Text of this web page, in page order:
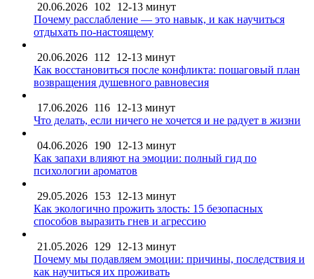
20.06.2026 102
12-13 минут
Почему расслабление — это навык, и как научиться
отдыхать по-настоящему
20.06.2026 112
12-13 минут
Как восстановиться после конфликта: пошаговый план
возвращения душевного равновесия
17.06.2026 116 12-13 минут
Что делать, если ничего не хочется и не радует в жизни
04.06.2026 190 12-13 минут
Как запахи влияют на эмоции: полный гид по
психологии ароматов
29.05.2026 153 12-13 минут
Как экологично прожить злость: 15 безопасных
способов выразить гнев и агрессию
21.05.2026 129 12-13 минут
Почему мы подавляем эмоции: причины, последствия и
как научиться их проживать